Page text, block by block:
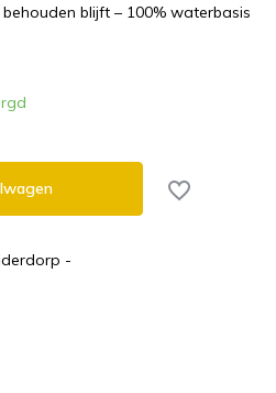
blijft – 100% waterbasis
-